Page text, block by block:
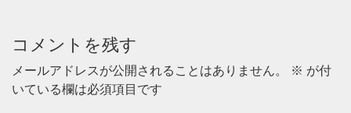
コメントを残す
メールアドレスが公開されることはありません。 ※ が付
いている欄は必須項目です